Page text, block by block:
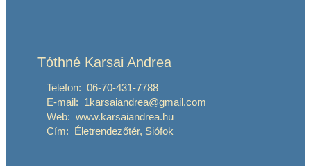
Tóthné Karsai Andrea
Telefon: 06-70-431-7788
E-mail: 1karsaiandrea@gmail.com
Web: www.karsaiandrea.hu
Cím: Életrendezőtér, Siófok